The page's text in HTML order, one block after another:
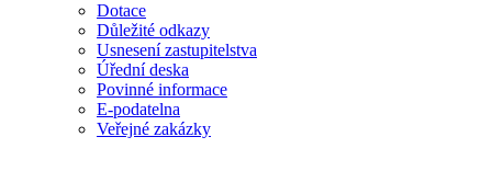
Dotace
Důležité odkazy
Usnesení zastupitelstva
Úřední deska
Povinné informace
E-podatelna
Veřejné zakázky